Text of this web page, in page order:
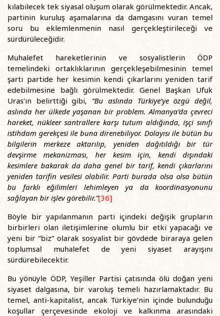
kılabilecek tek siyasal oluşum olarak görülmektedir. Ancak,
partinin kuruluş aşamalarına da damgasını vuran temel
soru bu eklemlenmenin nasıl gerçekleştirileceği ve
sürdürüleceğidir.
Muhalefet hareketlerinin ve sosyalistlerin ÖDP
temelindeki ortaklıklarının gerçekleşebilmesinin temel
şartı partide her kesimin kendi çıkarlarını yeniden tarif
edebilmesine bağlı görülmektedir. Genel Başkan Ufuk
Uras’ın belirttiği gibi, “Bu aslında Türkiye’ye özgü değil,
aslında her ülkede yaşanan bir problem. Almanya’da çevreci
hareket, nükleer santrallere karşı tutum aldığında, işçi sınıfı
istihdam gerekçesi ile buna direnebiliyor. Dolayısı ile bütün bu
bilgilerin merkeze aktarılıp, yeniden dağıtıldığı bir tür
devşirme mekanizması, her kesim için, kendi dışındaki
kesimlere bakarak da daha genel bir tarif, kendi çıkarlarını
yeniden tarifin vesilesi olabilir. Parti burada olsa olsa bütün
bu farklı eğilimleri lehimleyen ya da koordinasyonunu
sağlayan bir işlev görebilir.”[36]
Böyle bir yapılanmanın parti içindeki değişik grupların
birbirleri olan iletişimlerine olumlu bir etki yapacağı ve
yeni bir “biz” olarak sosyalist bir gövdede biraraya gelen
toplumsal muhalefet de yeni siyaset arayışını
sürdürebilecektir.
Bu yönüyle ÖDP, Yeşiller Partisi çatısında ölü doğan yeni
siyaset dalgasına, bir varoluş temeli hazırlamaktadır. Bu
temel, anti-kapitalist, ancak Türkiye’nin içinde bulunduğu
koşullar çerçevesinde ekoloji ve kalkınma arasındaki